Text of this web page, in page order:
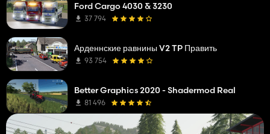
Ford Cargo 4030 & 3230
37 794
Арденнские равнины V2 TP Править
93 754
Better Graphics 2020 - Shadermod Real
81 496